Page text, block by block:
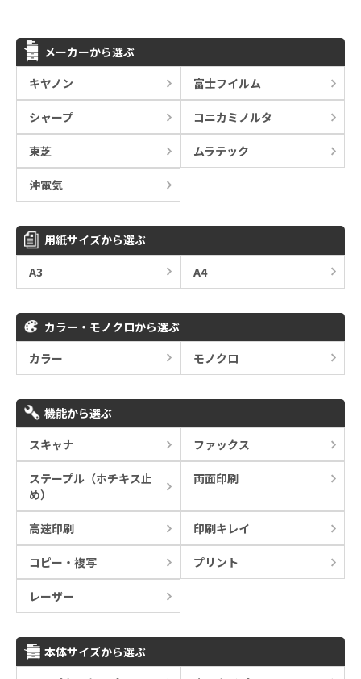
メーカーから選ぶ
キヤノン
富士フイルム
シャープ コニカミノルタ
東芝 ムラテック
沖電気
用紙サイズから選ぶ
A3
A4
カラー・モノクロから選ぶ
カラー
モノクロ
機能から選ぶ
スキャナ
ファックス
ステープル（ホチキス止
め）
両面印刷
高速印刷 印刷キレイ
コピー・複写 プリント
レーザー
本体サイズから選ぶ